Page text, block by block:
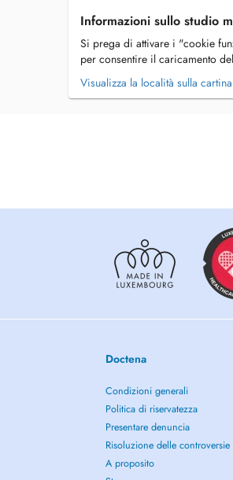
Informazioni sullo studio
Si prega di attivare i "cookie
per consentire il caricamento
Visualizza la località sulla cartina
Doctena
Condizioni generali
Politica di riservatezza
Presentare denuncia
Risoluzione delle controversie
A proposito